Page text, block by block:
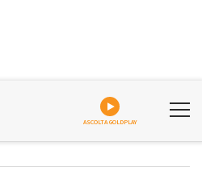
ASCOLTA GOLDPLAY